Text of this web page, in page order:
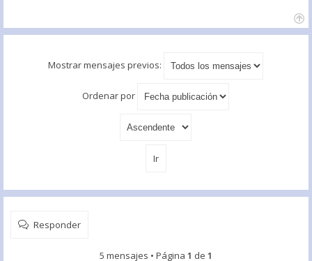
Mostrar mensajes previos:
Ordenar por
Responder
5 mensajes • Página 1 de 1